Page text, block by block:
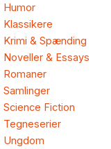
Humor
Klassikere
Krimi & Spænding
Noveller & Essays
Romaner
Samlinger
Science Fiction
Tegneserier
Ungdom